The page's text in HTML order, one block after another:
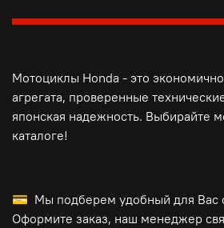
Мотоциклы Honda - это э
агрегата, проверенные
японская надежность. Выбирайте
каталоге!
💳 Мы подберем удобный для Вас
Оформите заказ, наш менеджер